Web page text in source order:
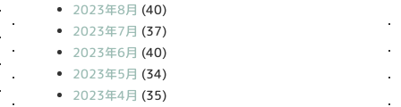
2023年8月 (40)
2023年7月 (37)
2023年6月 (40)
2023年5月 (34)
2023年4月 (35)